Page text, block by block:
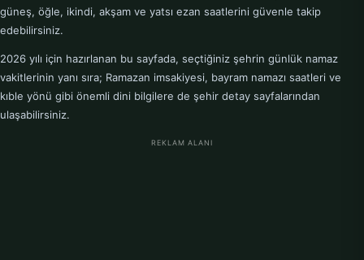
güneş, öğle, ikindi, akşam ve yatsı ezan saatlerini güvenle takip
edebilirsiniz.
2026 yılı için hazırlanan bu sayfada, seçtiğiniz şehrin günlük namaz
vakitlerinin yanı sıra; Ramazan imsakiyesi, bayram namazı saatleri ve
kıble yönü gibi önemli dini bilgilere de şehir detay sayfalarından
ulaşabilirsiniz.
REKLAM ALANI